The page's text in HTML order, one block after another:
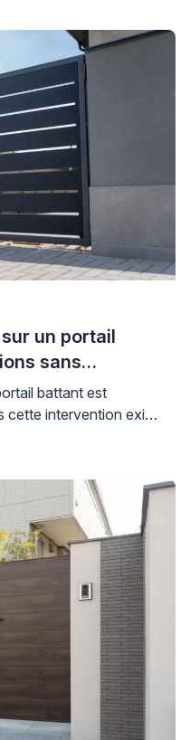
la stabilité, la
installation sur le long
il convient […]
un portail
sans
? battant est
cette intervention exige
pour ne pas
au vent et le poids
deux facteurs
sur des
mal scellés. […]